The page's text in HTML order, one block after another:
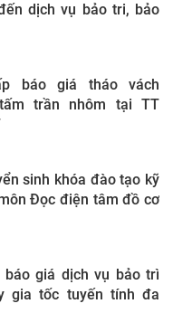
dịch vụ bảo tri, bảo
báo giá tháo vách
trần nhôm tại TT
sinh khóa đào tạo kỹ
Đọc điện tâm đồ cơ
báo giá dịch vụ bảo trì
gia tốc tuyến tính đa